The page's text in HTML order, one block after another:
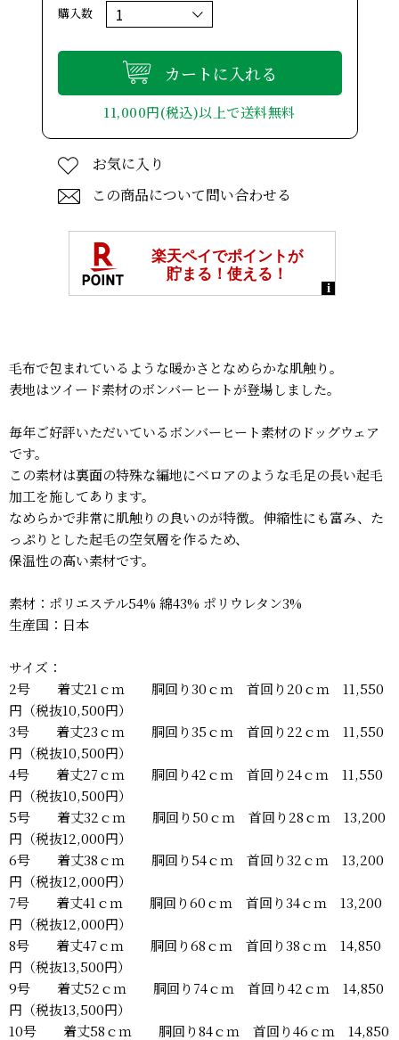
購入数
カートに入れる
11,000円(税込)以上で送料無料
お気に入り
この商品について問い合わせる
毛布で包まれているような暖かさとなめらかな肌触り。
表地はツイード素材のボンバーヒートが登場しました。
毎年ご好評いただいているボンバーヒート素材のドッグウェア
です。
この素材は裏面の特殊な編地にベロアのような毛足の長い起毛
加工を施してあります。
なめらかで非常に肌触りの良いのが特徴。伸縮性にも富み、た
っぷりとした起毛の空気層を作るため、
保温性の高い素材です。
素材：ポリエステル54% 綿43% ポリウレタン3%
生産国：日本
サイズ：
2号 着丈21ｃｍ 胴回り30ｃｍ 首回り20ｃｍ 11,550
円（税抜10,500円）
3号 着丈23ｃｍ 胴回り35ｃｍ 首回り22ｃｍ 11,550
円（税抜10,500円）
4号 着丈27ｃｍ 胴回り42ｃｍ 首回り24ｃｍ 11,550
円（税抜10,500円）
5号 着丈32ｃｍ 胴回り50ｃｍ 首回り28ｃｍ 13,200
円（税抜12,000円）
6号 着丈38ｃｍ 胴回り54ｃｍ 首回り32ｃｍ 13,200
円（税抜12,000円）
7号 着丈41ｃｍ 胴回り60ｃｍ 首回り34ｃｍ 13,200
円（税抜12,000円）
8号 着丈47ｃｍ 胴回り68ｃｍ 首回り38ｃｍ 14,850
円（税抜13,500円）
9号 着丈52ｃｍ 胴回り74ｃｍ 首回り42ｃｍ 14,850
円（税抜13,500円）
10号 着丈58ｃｍ 胴回り84ｃｍ 首回り46ｃｍ 14,850